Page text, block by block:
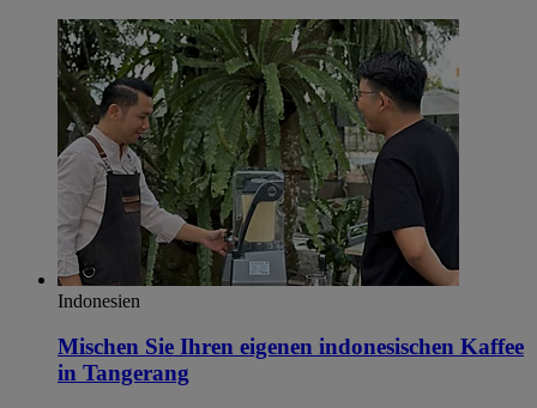
Indonesien
Mischen Sie Ihren eigenen indonesischen Kaffee
in Tangerang